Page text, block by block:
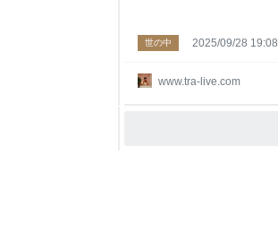
www.tra-live.com
世の中 2025/09/28 19:08